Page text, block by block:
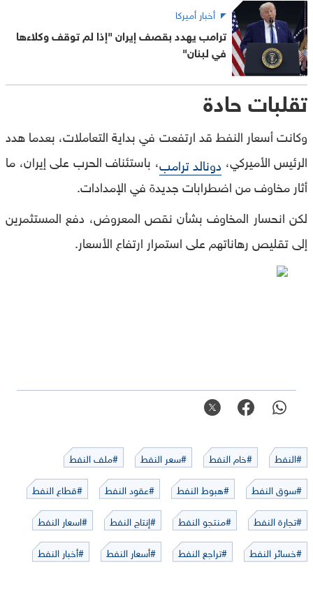
أخبار أميركا
ترامب يهدد بقصف إيران "إذا لم توقف وكلاءها
في لبنان"
تقلبات حادة
وكانت أسعار النفط قد ارتفعت في بداية التعاملات، بعدما هدد
الرئيس الأميركي، دونالد ترامب، باستئناف الحرب على إيران، ما
أثار مخاوف من اضطرابات جديدة في الإمدادات.
لكن انحسار المخاوف بشأن نقص المعروض، دفع المستثمرين
إلى تقليص رهاناتهم على استمرار ارتفاع الأسعار.
#النفط #خام النفط #سعر النفط
#ملف النفط
#سوق النفط
#هبوط النفط #عقود النفط
#قطاع النفط
#تجارة النفط
#منتجو النفط #إنتاج النفط
#اسعار النفط
#خسائر النفط
#تراجع النفط #أسعار النفط #أخبار النفط